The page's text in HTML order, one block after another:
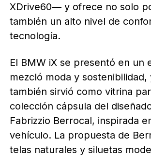
XDrive60— y ofrece no solo
también un alto nivel de
tecnología.
El BMW iX se presentó en un
mezcló moda y sostenibilidad,
también sirvió como vitrina
colección cápsula del
Fabrizzio Berrocal, inspirada
vehículo. La propuesta de
telas naturales y siluetas